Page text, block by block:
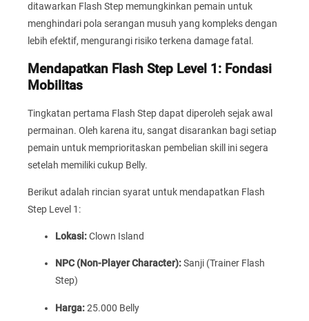
ditawarkan Flash Step memungkinkan pemain untuk
menghindari pola serangan musuh yang kompleks dengan
lebih efektif, mengurangi risiko terkena damage fatal.
Mendapatkan Flash Step Level 1: Fondasi
Mobilitas
Tingkatan pertama Flash Step dapat diperoleh sejak awal
permainan. Oleh karena itu, sangat disarankan bagi setiap
pemain untuk memprioritaskan pembelian skill ini segera
setelah memiliki cukup Belly.
Berikut adalah rincian syarat untuk mendapatkan Flash
Step Level 1:
Lokasi:Clown Island
NPC (Non-Player Character):Sanji (Trainer Flash
Step)
Harga:25.000 Belly